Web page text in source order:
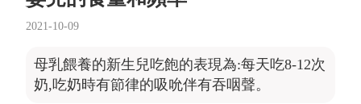
2021-10-09
母乳餵養的新生兒吃飽的表現為:每天吃8-12次
奶,吃奶時有節律的吸吮伴有吞咽聲。